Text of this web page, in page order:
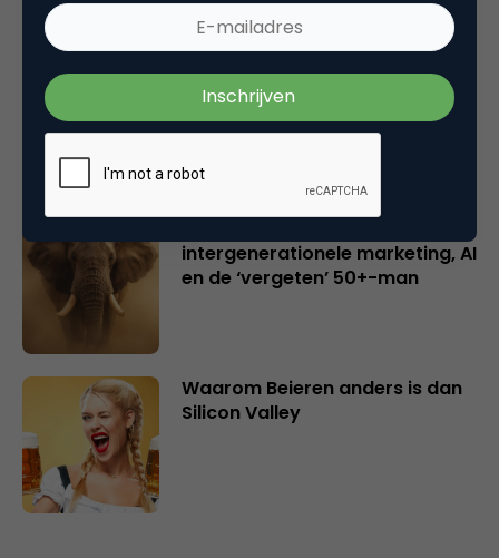
Creatieve sector als aanjager
van innovatie en ontsluiter en
verbinder van industrieën
ooit
intergenerationele marketing, AI
en de ‘vergeten’ 50+-man
Waarom Beieren anders is dan
Silicon Valley